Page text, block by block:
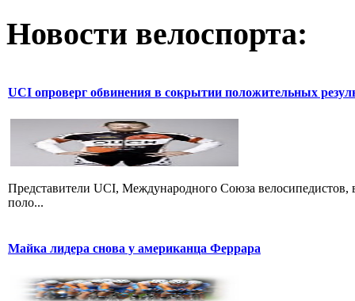
Новости велоспорта:
UCI опроверг обвинения в сокрытии положительных
Представители UCI, Международного Союза
поло...
Майка лидера снова у американца Феррара